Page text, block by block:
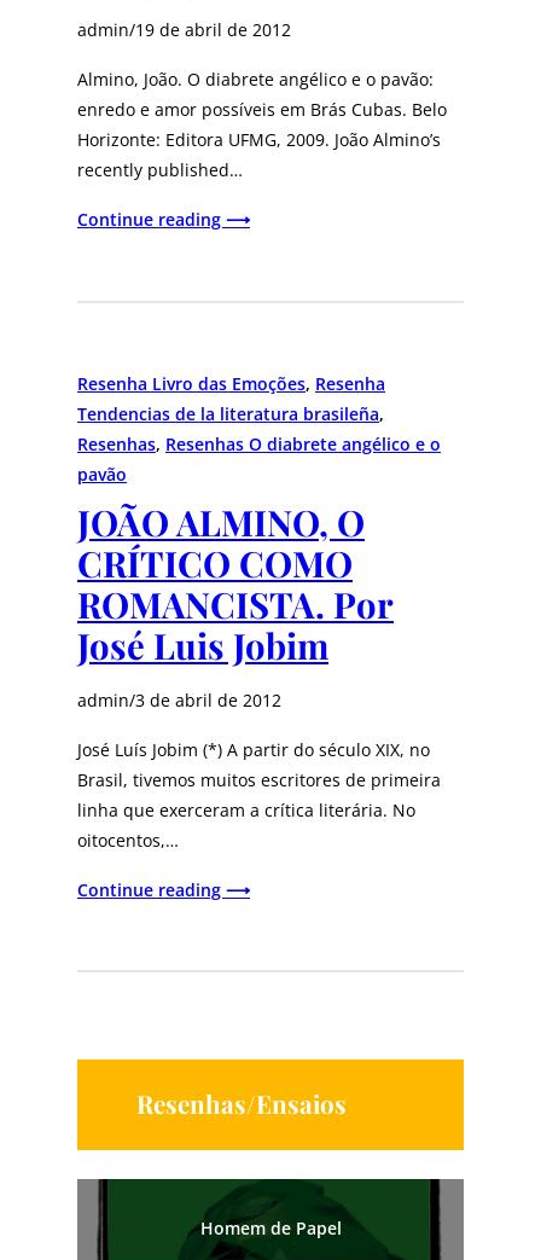
admin/19 de abril de 2012
Almino, João. O diabrete angélico e o pavão:
enredo e amor possíveis em Brás Cubas. Belo
Horizonte: Editora UFMG, 2009. João Almino’s
recently published…
Continue reading ⟶
Resenha Livro das Emoções, Resenha
Tendencias de la literatura brasileña
Resenhas, Resenhas O diabrete angélico e o
pavão
JOÃO ALMINO, O
CRÍTICO COMO
ROMANCISTA. Por
José Luis Jobim
admin/3 de abril de 2012
José Luís Jobim (*) A partir do século XIX, no
Brasil, tivemos muitos escritores de primeira
linha que exerceram a crítica literária. No
oitocentos,…
Continue reading ⟶
Resenhas/Ensaios
Homem de Papel